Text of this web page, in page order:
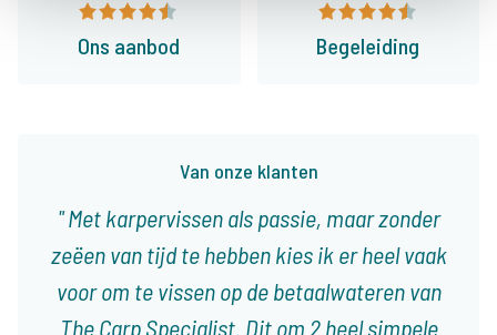
Van onze klanten
Met karpervissen als passie, maar zonder
zeëen van tijd te hebben kies ik er heel vaak
voor om te vissen op de betaalwateren van
The Carp Specialist. Dit om 2 heel simpele
Ons aanbod Begeleiding